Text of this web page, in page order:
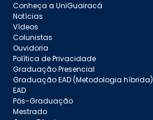
Conheça a UniGuairacá
Notícias
Vídeos
Colunistas
Ouvidoria
Política de Privacidade
Graduação Presencial
Graduação EAD (Metodologia híbrida)
EAD
Pós-Graduação
Mestrado